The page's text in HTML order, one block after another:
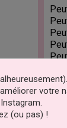
votre
(ou pas) !